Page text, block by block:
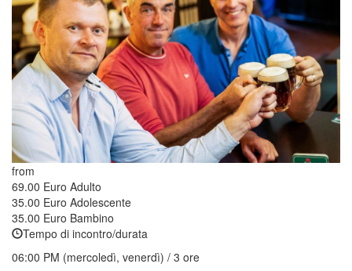
from
69.00 Euro Adulto
35.00 Euro Adolescente
35.00 Euro Bambino
Tempo di incontro/durata
06:00 PM (mercoledì, venerdì) / 3 ore